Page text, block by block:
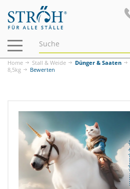
Navigation
ein-/ausblenden
Home Stall & Weide Dünger & Saaten
8,5kg
Bewerten